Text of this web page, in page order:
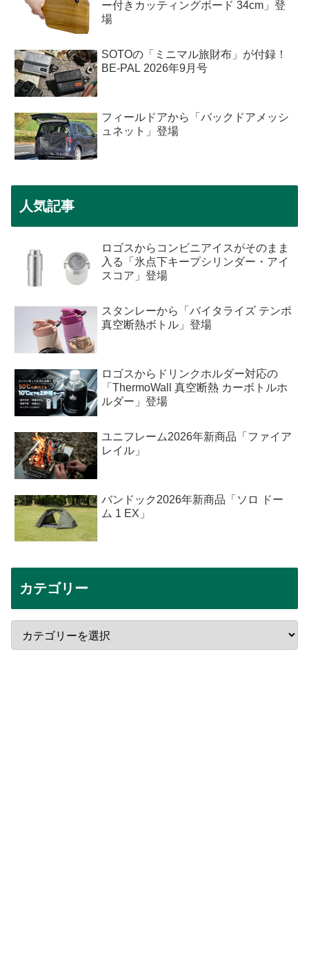
ー付きカッティングボード 34cm」登
場
SOTOの「ミニマル旅財布」が付録！
BE-PAL 2026年9月号
フィールドアから「バックドアメッシ
ュネット」登場
人気記事
ロゴスからコンビニアイスがそのまま
入る「氷点下キープシリンダー・アイ
スコア」登場
スタンレーから「バイタライズ テンポ
真空断熱ボトル」登場
ロゴスからドリンクホルダー対応の
「ThermoWall 真空断熱 カーボトルホ
ルダー」登場
ユニフレーム2026年新商品「ファイア
レイル」
バンドック2026年新商品「ソロ ドー
ム 1 EX」
カテゴリー